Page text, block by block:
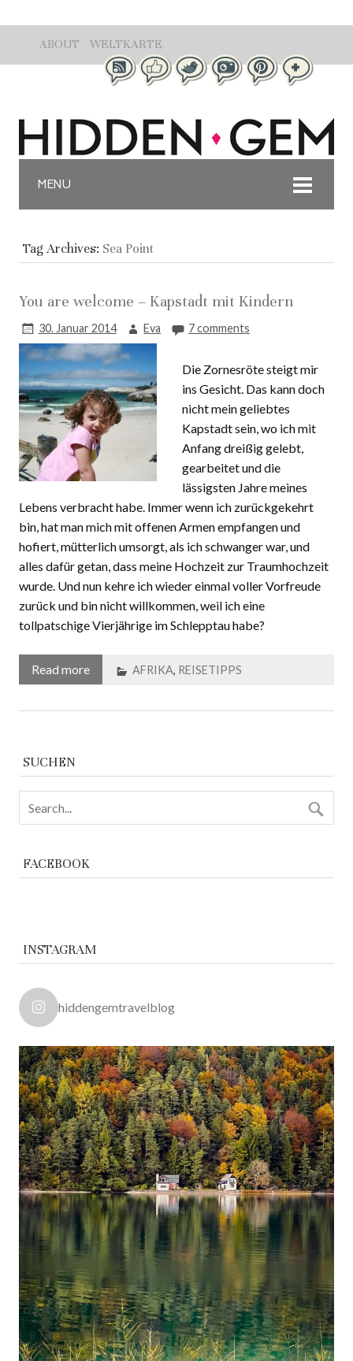
ABOUT WELTKARTE
MENU
Tag Archives: Sea Point
You are welcome – Kapstadt mit Kindern
30. Januar 2014 Eva 7 comments
Die Zornesröte steigt mir
ins Gesicht. Das kann doch
nicht mein geliebtes
Kapstadt sein, wo ich mit
Anfang dreißig gelebt,
gearbeitet und die
lässigsten Jahre meines
Lebens verbracht habe. Immer wenn ich zurückgekehrt
bin, hat man mich mit offenen Armen empfangen und
hofiert, mütterlich umsorgt, als ich schwanger war, und
alles dafür getan, dass meine Hochzeit zur Traumhochzeit
wurde. Und nun kehre ich wieder einmal voller Vorfreude
zurück und bin nicht willkommen, weil ich eine
tollpatschige Vierjährige im Schlepptau habe?
Read more AFRIKA, REISETIPPS
SUCHEN
FACEBOOK
INSTAGRAM
hiddengemtravelblog